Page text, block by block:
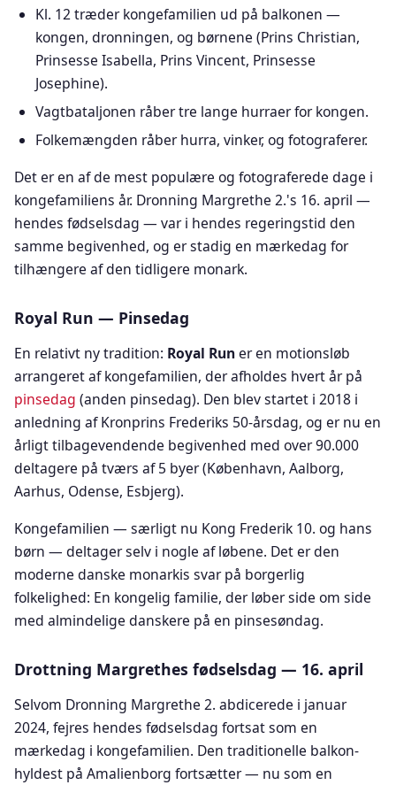
Kl. 12 træder kongefamilien ud på balkonen —
kongen, dronningen, og børnene (Prins Christian,
Prinsesse Isabella, Prins Vincent, Prinsesse
Josephine).
Vagtbataljonen råber tre lange hurraer for kongen.
Folkemængden råber hurra, vinker, og fotograferer.
Det er en af de mest populære og fotograferede dage i
kongefamiliens år. Dronning Margrethe 2.'s 16. april —
hendes fødselsdag — var i hendes regeringstid den
samme begivenhed, og er stadig en mærkedag for
tilhængere af den tidligere monark.
Royal Run — Pinsedag
En relativt ny tradition: Royal Runer en motionsløb
arrangeret af kongefamilien, der afholdes hvert år på
pinsedag (anden pinsedag). Den blev startet i 2018 i
anledning af Kronprins Frederiks 50-årsdag, og er nu en
årligt tilbagevendende begivenhed med over 90.000
deltagere på tværs af 5 byer (København, Aalborg,
Aarhus, Odense, Esbjerg).
Kongefamilien — særligt nu Kong Frederik 10. og hans
børn — deltager selv i nogle af løbene. Det er den
moderne danske monarkis svar på borgerlig
folkelighed: En kongelig familie, der løber side om side
med almindelige danskere på en pinsesøndag.
Drottning Margrethes fødselsdag — 16. april
Selvom Dronning Margrethe 2. abdicerede i januar
2024, fejres hendes fødselsdag fortsat som en
mærkedag i kongefamilien. Den traditionelle balkon-
hyldest på Amalienborg fortsætter — nu som en